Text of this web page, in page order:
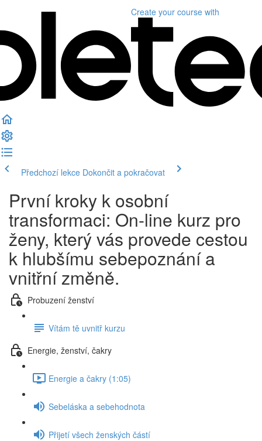
Create your course with
Předchozí lekce Dokončit a pokračovat
První kroky k osobní
transformaci: On-line kurz pro
ženy, který vás provede cestou
k hlubšímu sebepoznání a
vnitřní změně.
Probuzení ženství
Vítám tě uvnitř kurzu
Energie, ženství, čakry
Energie a čakry (1:05)
Sebeláska a sebehodnota
Přijetí všech ženských částí